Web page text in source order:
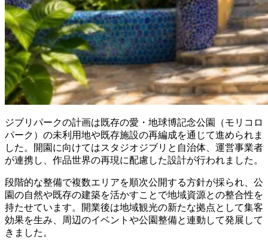
ジブリパークの計画は既存の愛・地球博記念公園（モリコロ
パーク）の未利用地や既存施設の再編成を通じて進められま
した。開園に向けてはスタジオジブリと自治体、運営事業者
が連携し、作品世界の再現に配慮した設計が行われました。
段階的な整備で複数エリアを順次公開する方針が採られ、公
園の自然や既存の建築を活かすことで地域資源との整合性を
持たせています。開業後は地域観光の新たな拠点として集客
効果を生み、周辺のイベントや公園整備と連動して発展して
きました。